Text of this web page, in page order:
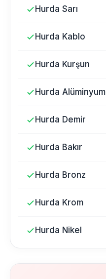
Hurda Sarı
Hurda Kablo
Hurda Kurşun
Hurda Alüminyum
Hurda Demir
Hurda Bakır
Hurda Bronz
Hurda Krom
Hurda Nikel